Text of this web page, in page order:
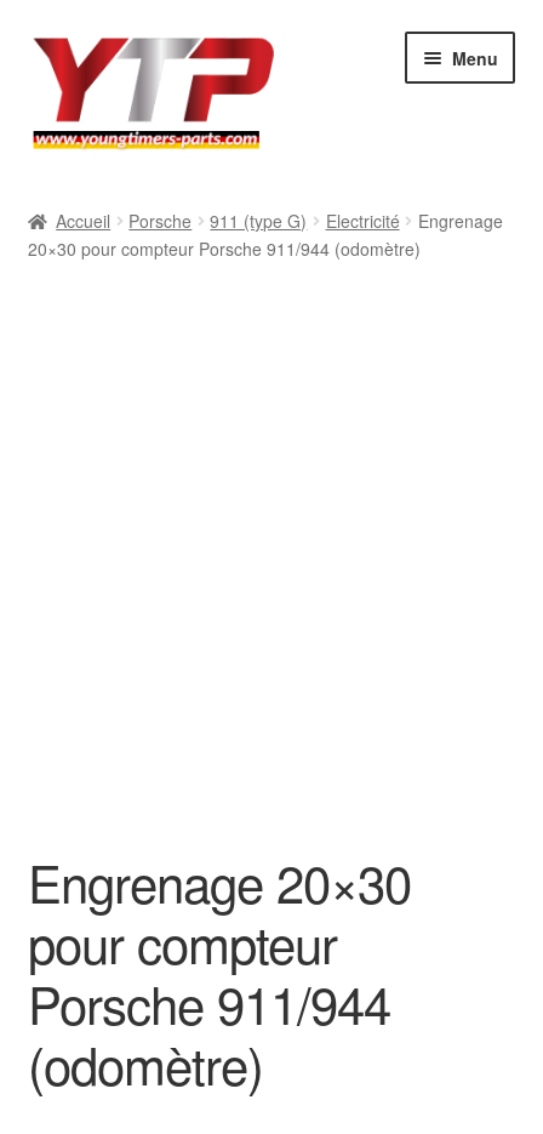
Aller
navigation
Aller
contenu
Menu
BMW
Accueil Porsche 911 (type G) Electricité
Engrenage
20×30 pour compteur Porsche 911/944 (odomètre)
Engrenage 20×30
pour compteur
Porsche 911/944
(odomètre)